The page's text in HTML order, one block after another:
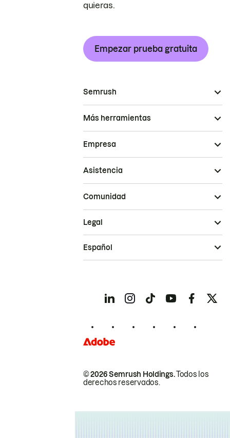
quieras.
Empezar prueba gratuita
Semrush
Más herramientas
Empresa
Asistencia
Comunidad
© 2026 Semrush Holdings.Todos los
derechos reservados.
Legal
Español